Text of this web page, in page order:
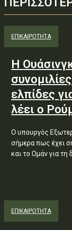
ΕΠΙΚΑΙΡΟΤΗΤΑ
Η
ελπίδες
λέει ο
Ο υπουργός
σήμερα πως έχει
και το Ομάν για τη
ΕΠΙΚΑΙΡΟΤΗΤΑ